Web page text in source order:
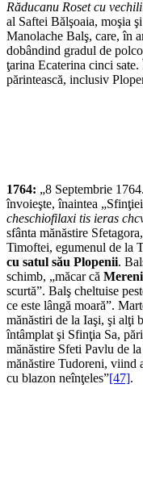
Răducanu Roset cu
al Saftei Bălşoaia, moşia
Manolache Balş, care, în
dobândind gradul de
ţarina Ecaterina cinci
părintească, inclusiv
1764: „8 Septembrie
învoieşte, înaintea
cheschiofilaxi tis ieras
sfânta mănăstire
Timoftei, egumenul de la
cu satul său Plopenii.
schimb, „măcar că
scurtă”. Balş cheltuise
ce este lângă moară”.
mănăstiri de la Iaşi, şi alţi
întâmplat şi Sfinţia Sa,
mănăstire Sfeti Pavlu de
mănăstire Tudoreni, viind
cu blazon neînţeles”[47].